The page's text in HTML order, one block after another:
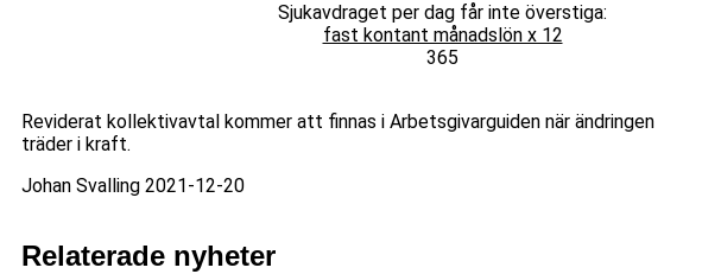
Sjukavdraget per dag får inte överstiga:
fast kontant månadslön x 12
365
Reviderat kollektivavtal kommer att finnas i Arbetsgivarguiden när ändringen
träder i kraft.
Johan Svalling 2021-12-20
Relaterade nyheter